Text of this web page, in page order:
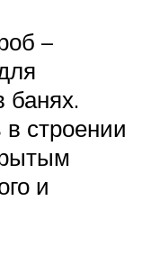
–
банях.
строении
и